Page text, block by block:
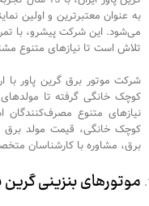
به عنوان معتبرترین و اولین
می‌شود. این شرکت پیشرو، با
تلاش است تا نیازهای متنوع
شرکت موتور برق گرین پاور با
کوچک خانگی گرفته تا
نیازهای متنوع مصرف‌کنندگان
کوچک خانگی، قیمت مولد
برق، مشاوره با کارشناسان
موتورهای بنزینی گرین